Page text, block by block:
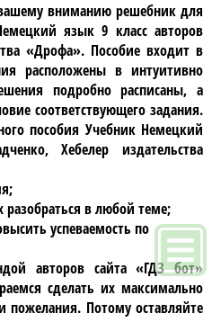
вашему вниманию решебник для
язык 9 класc авторов
«Дрофа». Пособие входит в
расположены в интуитивно
подробно расписаны, а
соответствующего задания.
пособия Учебник Немецкий
Хебелер издательства
в любой теме;
успеваемость по
авторов сайта «ГДЗ бот»
сделать их максимально
Потому оставляйте